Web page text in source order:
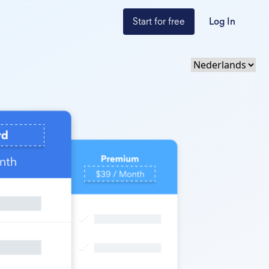
Start for free Log In